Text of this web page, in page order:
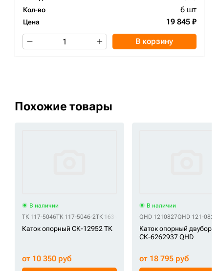
Кол-во 6 шт
Цена 19 845 ₽
В корзину
Похожие товары
В наличии
TK 117-5046TK 117-5046-2TK 163-4147 TK 206-1264TK 2-1383 TK 247-
Каток опорный СК-12952 TK
от 10 350 руб
В наличии
QHD 1210827QHD 121-0827
Каток опорный
СК-6262937 QHD
от 18 795 руб